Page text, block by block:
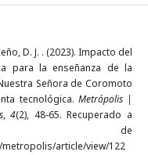
D. J. . (2023). Impacto del
para la enseñanza de la
Señora de Coromoto
tecnológica. Metrópolis |
,4(2), 48-65. Recuperado a
de
article/view/122